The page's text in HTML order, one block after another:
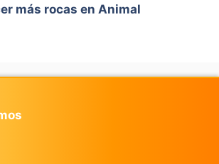
más rocas en Animal